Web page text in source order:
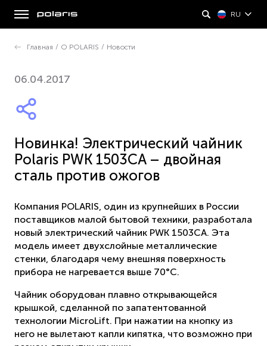
RU
Главная / О POLARIS / Новости
06.04.2017
Новинка! Электрический чайник
Polaris PWK 1503CA – двойная
сталь против ожогов
Компания POLARIS, один из крупнейших в России
поставщиков малой бытовой техники, разработала
новый электрический чайник PWK 1503CA. Эта
модель имеет двухслойные металлические
стенки, благодаря чему внешняя поверхность
прибора не нагревается выше 70°С.
Чайник оборудован плавно открывающейся
крышкой, сделанной по запатентованной
технологии MicroLift. При нажатии на кнопку из
него не вылетают капли кипятка, что возможно при